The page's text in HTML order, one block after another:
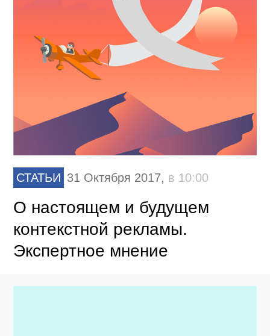
СТАТЬИ 31 Октября 2017, в 10:00
О настоящем и будущем
контекстной рекламы.
Экспертное мнение